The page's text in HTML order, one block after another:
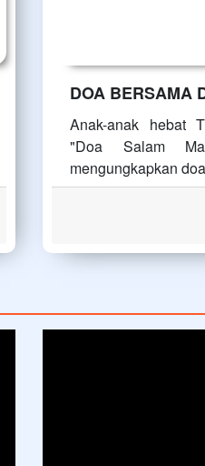
DOA BERSAMA
Anak-anak hebat
"Doa Salam
mengungkapkan